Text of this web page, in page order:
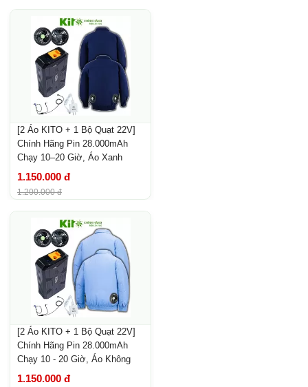
[2 Áo KITO + 1 Bộ Quạt 22V]
Chính Hãng Pin 28.000mAh
Chạy 10–20 Giờ, Áo Xanh
Than Không Mũ
1.150.000 đ
1.200.000 đ
[2 Áo KITO + 1 Bộ Quạt 22V]
Chính Hãng Pin 28.000mAh
Chạy 10 - 20 Giờ, Áo Không
Mũ Xanh Dương
1.150.000 đ